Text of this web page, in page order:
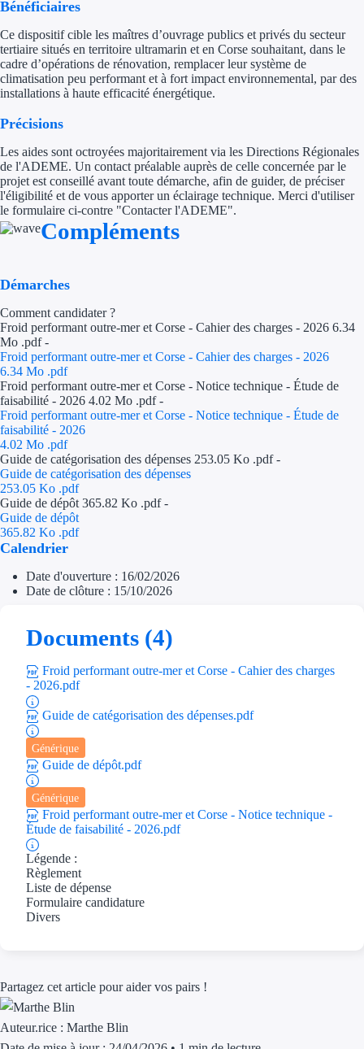
Ouvrage
Territoires
Aides Région
Aides Région
Aides Région
Aides Région
Régions de I à P
Aides Région
Accompagnement
Bénéficiaires
Ce dispositif cible les maîtres d’ouvrage publics et privés du secteur
tertiaire situés en territoire ultramarin et en Corse souhaitant, dans le
cadre d’opérations de rénovation, remplacer leur système de
climatisation peu performant et à fort impact environnemental, par des
installations à haute efficacité énergétique.
Précisions
Les aides sont octroyées majoritairement via les Directions Régionales
de l'ADEME. Un contact préalable auprès de celle concernée par le
projet est conseillé avant toute démarche, afin de guider, de préciser
l'éligibilité et de vous apporter un éclairage technique. Merci d'utiliser
le formulaire ci-contre "Contacter l'ADEME".
Compléments
Démarches
Comment candidater ?
Froid performant outre-mer et Corse - Cahier des charges - 2026 6.34
Mo .pdf -
Froid performant outre-mer et Corse - Cahier des charges - 2026
6.34 Mo .pdf
Froid performant outre-mer et Corse - Notice technique - Étude de
faisabilité - 2026 4.02 Mo .pdf -
Froid performant outre-mer et Corse - Notice technique - Étude de
faisabilité - 2026
4.02 Mo .pdf
Guide de catégorisation des dépenses 253.05 Ko .pdf -
Guide de catégorisation des dépenses
253.05 Ko .pdf
Guide de dépôt 365.82 Ko .pdf -
Guide de dépôt
365.82 Ko .pdf
Calendrier
Date d'ouverture : 16/02/2026
Date de clôture : 15/10/2026
Documents (4)
Froid performant outre-mer et Corse - Cahier des charges
- 2026.pdf
Guide de catégorisation des dépenses.pdf
Générique
Guide de dépôt.pdf
Générique
Froid performant outre-mer et Corse - Notice technique -
Étude de faisabilité - 2026.pdf
Légende :
Règlement
Liste de dépense
Formulaire candidature
Divers
Partagez cet article pour aider vos pairs !
Auteur.rice : Marthe Blin